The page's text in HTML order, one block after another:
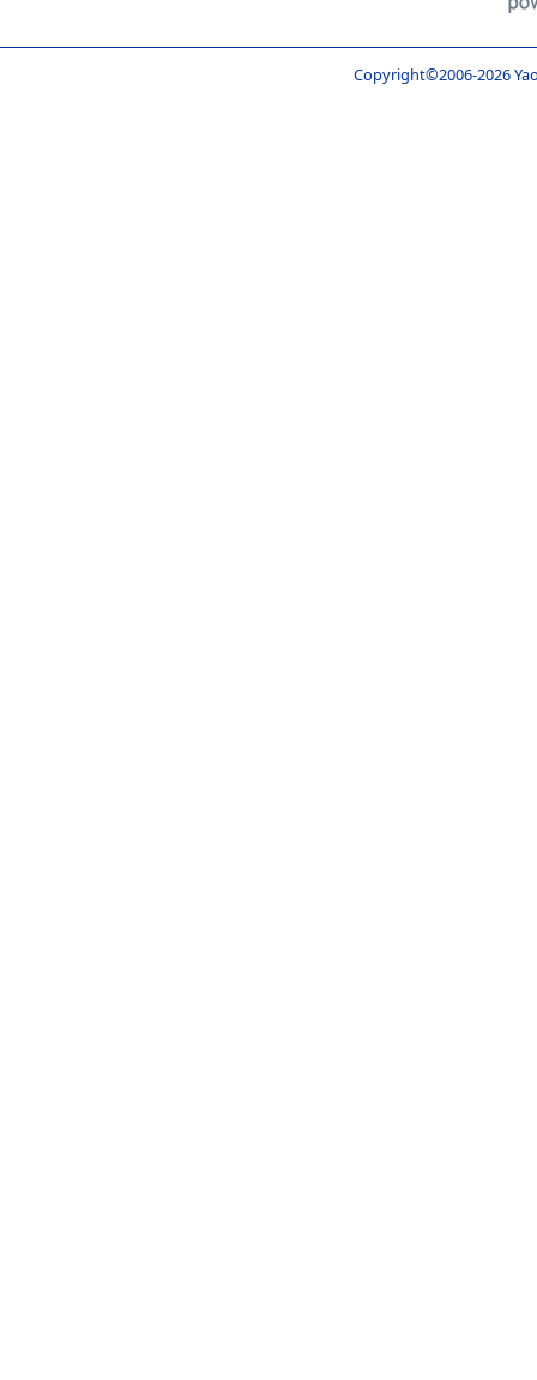
Copyright©2006-2026